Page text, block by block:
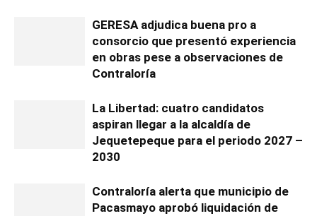
GERESA adjudica buena pro a
consorcio que presentó experiencia
en obras pese a observaciones de
Contraloría
La Libertad: cuatro candidatos
aspiran llegar a la alcaldía de
Jequetepeque para el periodo 2027 –
2030
Contraloría alerta que municipio de
Pacasmayo aprobó liquidación de